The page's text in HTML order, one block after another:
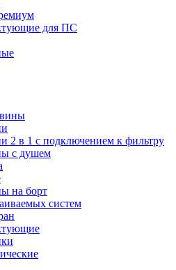
для ПС
2 в 1 с подключением к фильтру
с душем
на борт
систем